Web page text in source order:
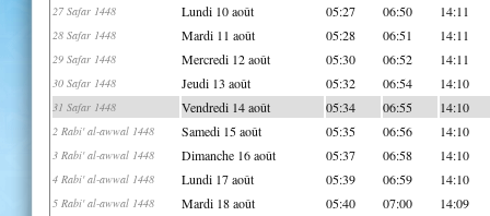
27 Safar 1448 Lundi 10 août 05:27 06:50 14:11
28 Safar 1448 Mardi 11 août 05:28 06:51 14:11
29 Safar 1448 Mercredi 12 août 05:30 06:52 14:11
30 Safar 1448 Jeudi 13 août 05:32 06:54 14:10
31 Safar 1448 Vendredi 14 août 05:34 06:55 14:10
2 Rabi' al-awwal 1448 Samedi 15 août 05:35 06:56 14:10
3 Rabi' al-awwal 1448 Dimanche 16 août 05:37 06:58 14:10
4 Rabi' al-awwal 1448 Lundi 17 août 05:39 06:59 14:10
5 Rabi' al-awwal 1448 Mardi 18 août 05:40 07:00 14:09